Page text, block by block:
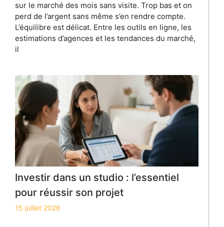
sur le marché des mois sans visite. Trop bas et on
perd de l’argent sans même s’en rendre compte.
L’équilibre est délicat. Entre les outils en ligne, les
estimations d’agences et les tendances du marché,
il
Investir dans un studio : l’essentiel
pour réussir son projet
15 juillet 2026